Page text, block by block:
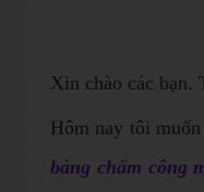
Xin chào các bạn.
Hôm nay tôi
bảng chấm công